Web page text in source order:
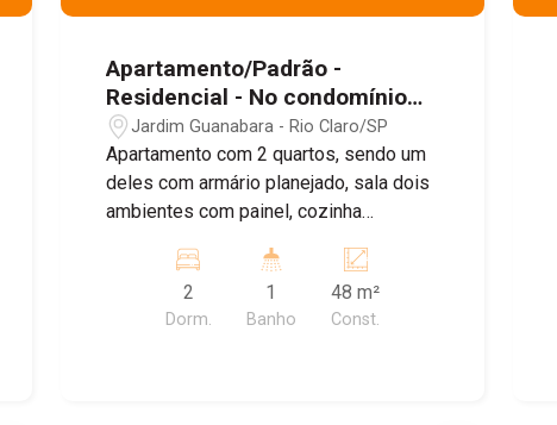
Apartamento/Padrão -
Residencial - No condomínio
Residencial Monterrey II
Jardim Guanabara - Rio Claro/SP
Apartamento com 2 quartos, sendo um
deles com armário planejado, sala dois
ambientes com painel, cozinha
cooktop, lavanderia com armários,
sacada, uma vaga de garagem
2
Dorm.
1
Banho
48 m²
Const.